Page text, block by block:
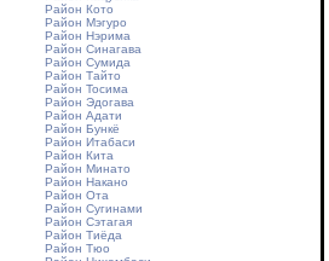
Район Кото
Район Мэгуро
Район Нэрима
Район Синагава
Район Сумида
Район Тайто
Район Тосима
Район Эдогава
Район Адати
Район Бункё
Район Итабаси
Район Кита
Район Минато
Район Накано
Район Ота
Район Сугинами
Район Сэтагая
Район Тиёда
Район Тюо